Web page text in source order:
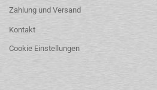
Zahlung und Versand
Kontakt
Cookie Einstellungen